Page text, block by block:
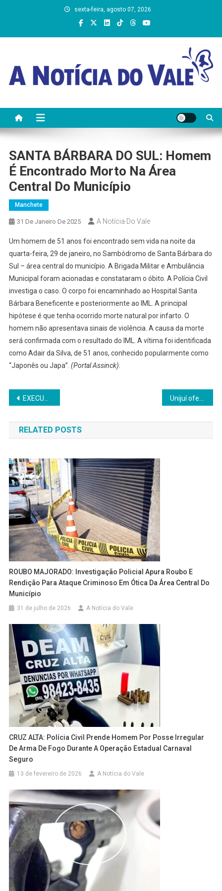
sexta-feira, agosto 07, 2026
SANTA BÁRBARA DO SUL: Homem
É Encontrado Morto Na Área
Central Do Município
Manchete
31 De Janeiro De 2025 A Notícia Do Vale
Um homem de 51 anos foi encontrado sem vida na noite da
quarta-feira, 29 de janeiro, no Sambódromo de Santa Bárbara do
Sul – área central do município. A Brigada Militar e Ambulância
Municipal foram acionadas e constataram o óbito. A Polícia Civil
investiga o caso. O corpo foi encaminhado ao Hospital Santa
Bárbara Beneficente e posteriormente ao IML. A principal
hipótese é que tenha ocorrido morte natural por infarto. O
homem não apresentava sinais de violência. A causa da morte
será confirmada com o resultado do IML. A vítima foi identificada
como Adair da Silva, de 51 anos, conhecido popularmente como
“Japonês ou Japa”. (Portal Assinck).
Navegação
de
Post
EXECUÇÃO: Chefe de facção ordenou a morte de homem no bairro Esperança, temendo depoimento em crime de homicídio vinculado ao tráfico de drogas em Panambi, conclui relatório da Polícia Civil Unijuí oferta vagas para o curso de Matemática com bolsas de estudos via Professor do Amanhã
RELATED POSTS
ROUBO MAJORADO: Investigação Policial Apura Roubo E
Rendição Para Ataque Criminoso Em Ótica Da Área Central Do
Município
31 de julho de 2026 A Notícia do Vale
CRUZ ALTA: Polícia Civil Prende Homem Por Posse Irregular
De Arma De Fogo Durante A Operação Estadual Carnaval
Seguro
13 de fevereiro de 2026 A Notícia do Vale